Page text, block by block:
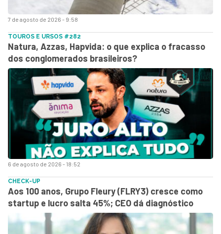
7 de agosto de 2026 - 9:58
6 de agosto de 2026 - 18:52
TOUROS E URSOS #282
Natura, Azzas, Hapvida: o que explica o fracasso
dos conglomerados brasileiros?
CHECK-UP
Aos 100 anos, Grupo Fleury (FLRY3) cresce como
startup e lucro salta 45%; CEO dá diagnóstico